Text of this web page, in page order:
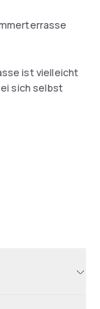
ist vielleicht
sich selbst